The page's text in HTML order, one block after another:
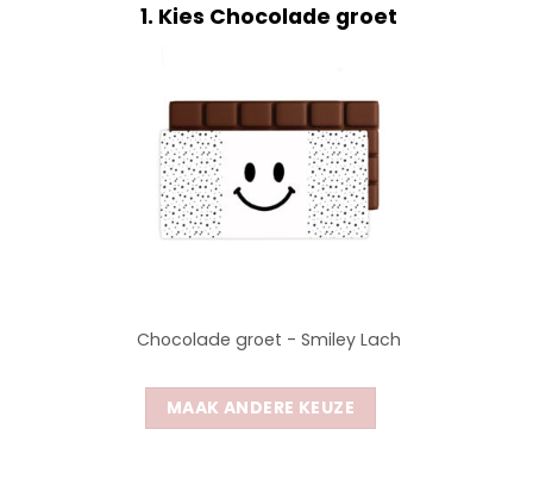
1 Kies Chocolade groet
Chocolade groet - Smiley Lach
MAAK ANDERE KEUZE